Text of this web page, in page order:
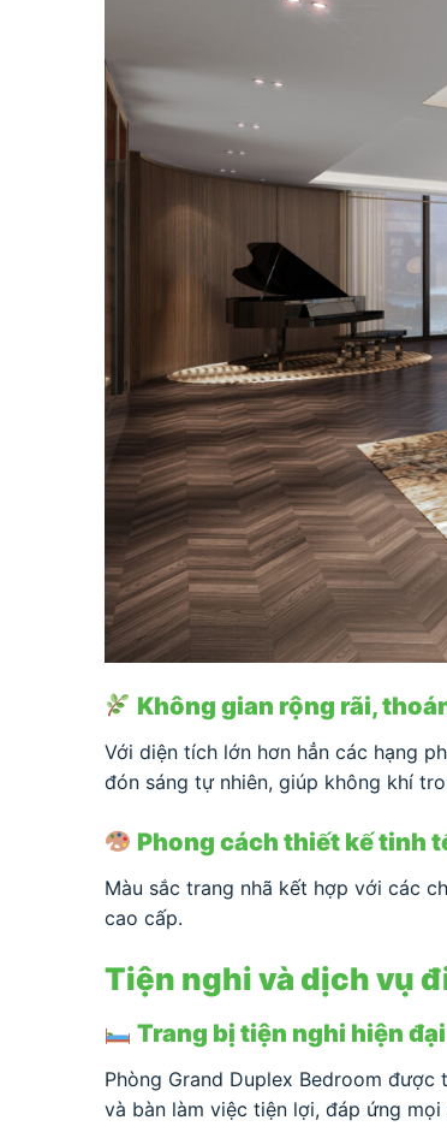
Không gian rộng rãi,
Với diện tích lớn hơn hẳn các hạng
đón sáng tự nhiên, giúp không khí
Phong cách thiết kế tinh
Màu sắc trang nhã kết hợp với các
cao cấp.
Tiện nghi và dịch vụ
Trang bị tiện nghi hiện đại
Phòng Grand Duplex Bedroom
và bàn làm việc tiện lợi, đáp ứng